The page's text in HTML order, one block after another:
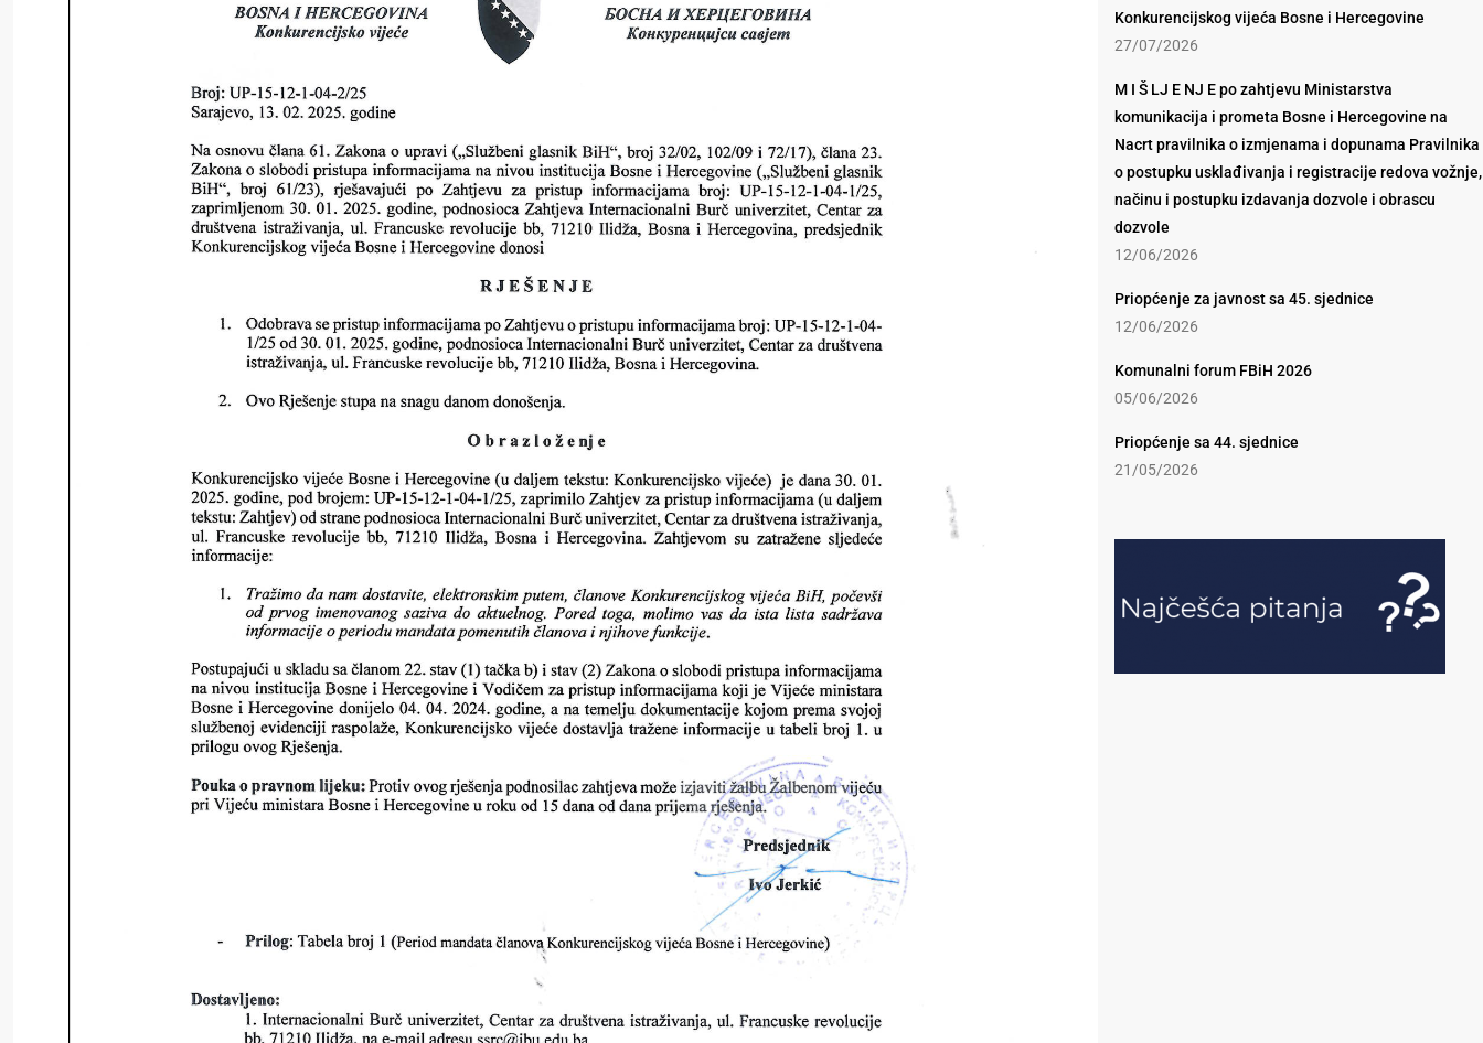
Konkurencijskog vijeća Bosne i Hercegovine
27/07/2026
M I Š LJ E NJ E po zahtjevu Ministarstva
komunikacija i prometa Bosne i Hercegovine na
Nacrt pravilnika o izmjenama i dopunama Pravilnika
o postupku usklađivanja i registracije redova vožnje,
načinu i postupku izdavanja dozvole i obrascu
dozvole
12/06/2026
Priopćenje za javnost sa 45. sjednice
12/06/2026
Komunalni forum FBiH 2026
05/06/2026
Priopćenje sa 44. sjednice
21/05/2026